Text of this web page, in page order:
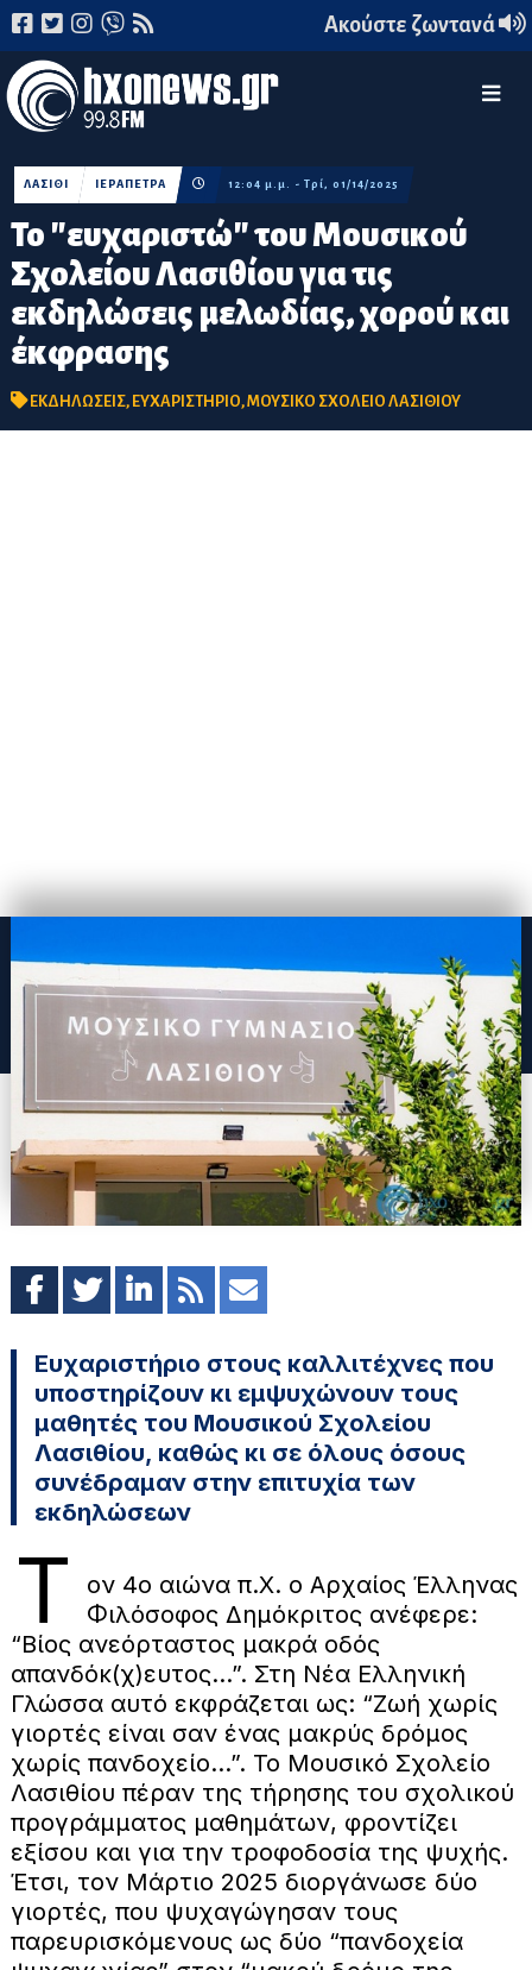
Ακούστε ζωντανά
Το "ευχαριστώ" του Μουσικού
Σχολείου Λασιθίου για τις
εκδηλώσεις μελωδίας, χορού και
έκφρασης
ΛΑΣΙΘΙ ΙΕΡΑΠΕΤΡΑ 12:04 μ.μ. - Τρί, 01/14/2025
ΕΚΔΗΛΩΣΕΙΣ, ΕΥΧΑΡΙΣΤΗΡΙΟ,ΜΟΥΣΙΚΟ ΣΧΟΛΕΙΟ ΛΑΣΙΘΙΟΥ
Ευχαριστήριο στους καλλιτέχνες που
υποστηρίζουν κι εμψυχώνουν τους
μαθητές του Μουσικού Σχολείου
Λασιθίου, καθώς κι σε όλους όσους
συνέδραμαν στην επιτυχία των
εκδηλώσεων
Τ
ον 4ο αιώνα π.Χ. ο Αρχαίος Έλληνας
Φιλόσοφος Δημόκριτος ανέφερε:
“Βίος ανεόρταστος μακρά οδός
απανδόκ(χ)ευτος...”. Στη Νέα Ελληνική
Γλώσσα αυτό εκφράζεται ως: “Ζωή χωρίς
γιορτές είναι σαν ένας μακρύς δρόμος
χωρίς πανδοχείο...”. Το Μουσικό Σχολείο
Λασιθίου πέραν της τήρησης του σχολικού
προγράμματος μαθημάτων, φροντίζει
εξίσου και για την τροφοδοσία της ψυχής.
Έτσι, τον Μάρτιο 2025 διοργάνωσε δύο
γιορτές, που ψυχαγώγησαν τους
παρευρισκόμενους ως δύο “πανδοχεία